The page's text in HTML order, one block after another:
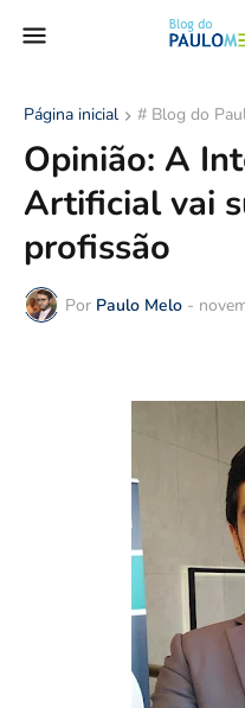
Página inicial # Blog do
Opinião: A
Artificial vai
profissão
Por Paulo Melo -